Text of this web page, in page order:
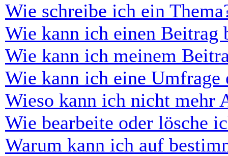
Wie schreibe ich ein
Wie kann ich einen Beitrag
Wie kann ich meinem
Wie kann ich eine Umfrage
Wieso kann ich nicht mehr
Wie bearbeite oder lösche
Warum kann ich auf